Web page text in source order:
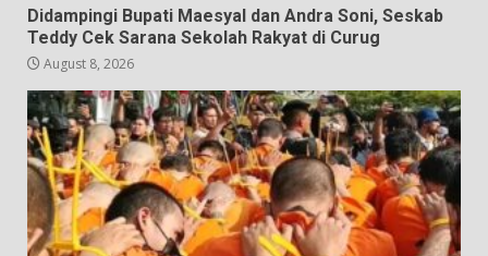
Didampingi Bupati Maesyal dan Andra Soni, Seskab
Teddy Cek Sarana Sekolah Rakyat di Curug
August 8, 2026